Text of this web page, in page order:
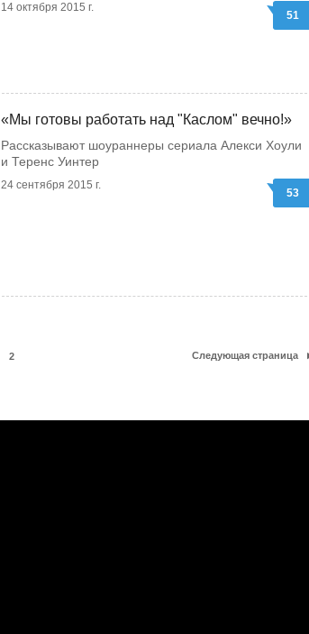
14 октября 2015 г.
51
«Мы готовы работать над "Каслом" вечно!»
Рассказывают шоураннеры сериала Алекси Хоули
и Теренс Уинтер
24 сентября 2015 г.
53
2 Следующая страница